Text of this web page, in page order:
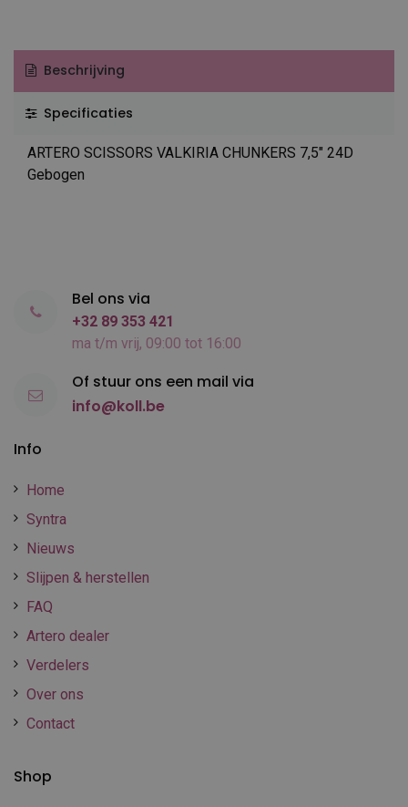
Beschrijving
Specificaties
ARTERO SCISSORS VALKIRIA CHUNKERS 7,5" 24D
Gebogen
Info
Home
Syntra
Nieuws
Slijpen & herstellen
FAQ
Artero dealer
Verdelers
Over ons
Contact
Shop
Bel ons via
+32 89 353 421
ma t/m vrij, 09:00 tot 16:00
Of stuur ons een mail via
info@koll.be